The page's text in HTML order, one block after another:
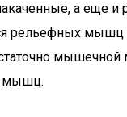
а еще и
рельефных мышц
мышечной
мышц.